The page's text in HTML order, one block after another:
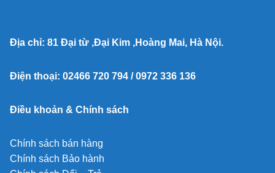
Địa chỉ: 81 Đại từ ,Đại Kim ,Hoàng Mai, Hà Nội.
Điện thoại: 02466 720 794 / 0972 336 136
Điều khoản & Chính sách
Chính sách bán hàng
Chính sách Bảo hành